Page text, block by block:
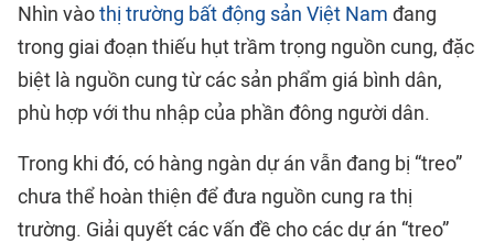
Nhìn vàothị trường bất động sản Việt Nam đang
trong giai đoạn thiếu hụt trầm trọng nguồn cung, đặc
biệt là nguồn cung từ các sản phẩm giá bình dân,
phù hợp với thu nhập của phần đông người dân.
Trong khi đó, có hàng ngàn dự án vẫn đang bị “treo”
chưa thể hoàn thiện để đưa nguồn cung ra thị
trường. Giải quyết các vấn đề cho các dự án “treo”